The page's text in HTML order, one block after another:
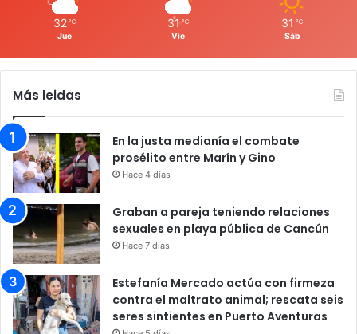
32 ℃
Jue
31 ℃
Vie
31 ℃
Sáb
Más leidas
En la justa medianía el combate
prosélito entre Marín y Gino
Hace 4 días
Graban a pareja teniendo relaciones
sexuales en playa pública de Cancún
Hace 7 días
Estefanía Mercado actúa con firmeza
contra el maltrato animal; rescata seis
seres sintientes en Puerto Aventuras